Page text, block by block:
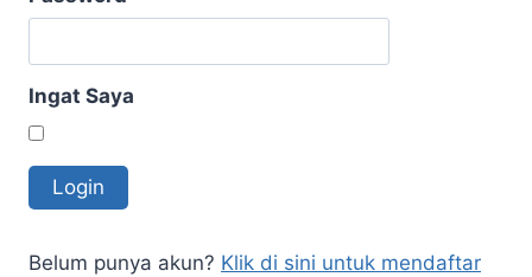
Ingat Saya
Belum punya akun? Klik di sini untuk mendaftar